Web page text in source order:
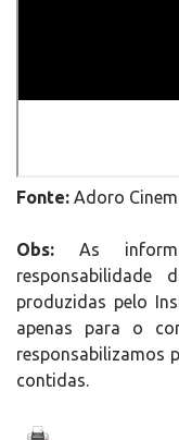
Fonte: Adoro
Obs: As
responsabilidade
produzidas pelo
apenas para o
responsabilizamos
contidas.